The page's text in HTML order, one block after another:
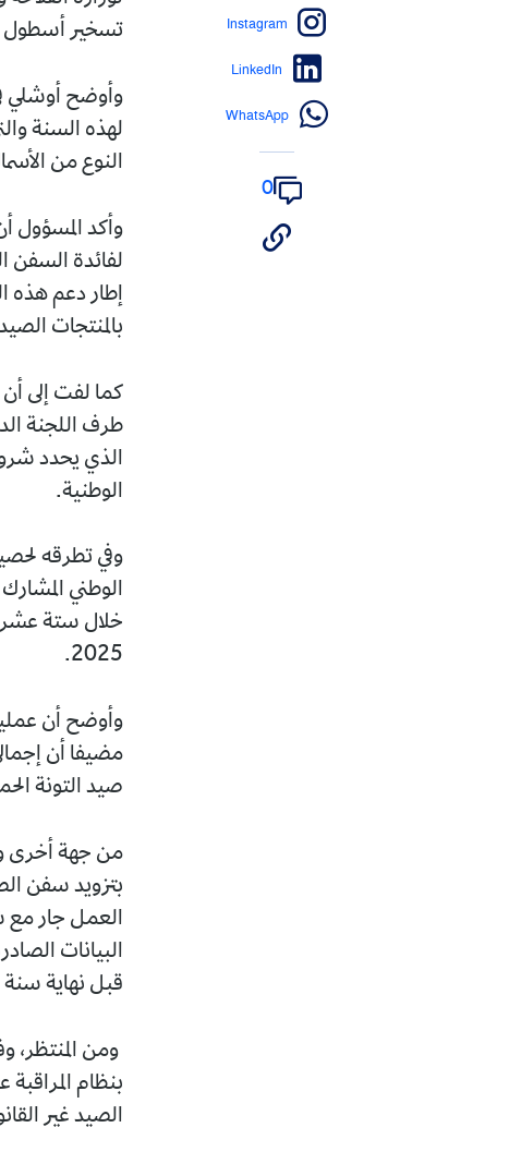
تسخير أسطول مكون من 41 سفينة، من
وأوضح أوشلي في
لهذه السنة
النوع من الأسماك 2465.28 طن بزيادة أكثر من 400 طن عن
وأكد المسؤول
لفائدة السفن
إطار دعم هذه
بالمنتجات
كما لفت إلى
طرف اللجنة
الذي يحدد
الوطنية.
وفي تطرقه
2025.
صيد التونة
من جهة أخرى
البيانات
قبل نهاية سنة 2026.
بنظام
الصيد غير
Instagram
LinkedIn
WhatsApp
0